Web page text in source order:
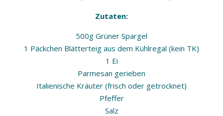
Zutaten:
500g Grüner Spargel
1 Päckchen Blätterteig aus dem Kühlregal (kein TK)
1 Ei
Parmesan gerieben
Italienische Kräuter (frisch oder getrocknet)
Pfeffer
Salz